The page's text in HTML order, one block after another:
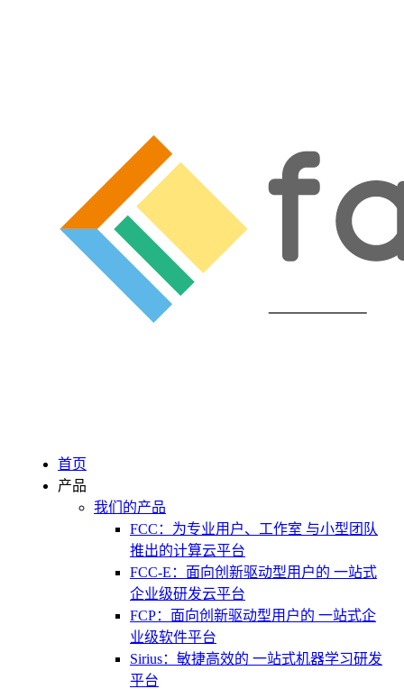
首页
产品
我们的产品
FCC：为专业用户、工作室 与小型团队
推出的计算云平台
FCC-E：面向创新驱动型用户的 一站式
企业级研发云平台
FCP：面向创新驱动型用户的 一站式企
业级软件平台
Sirius：敏捷高效的 一站式机器学习研发
平台